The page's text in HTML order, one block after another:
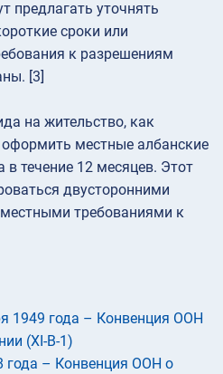
предлагать уточнять
сроки или
к разрешениям
[3]
на жительство, как
оформить местные албанские
в течение 12 месяцев. Этот
двусторонними
требованиями к
1949 года – Конвенция ООН
(XI-B-1)
года – Конвенция ООН о